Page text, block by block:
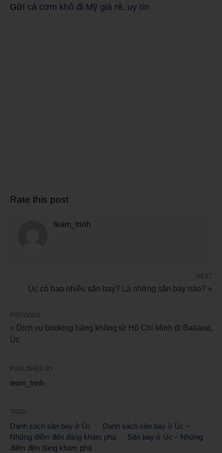
Gửi cá cơm khô đi Mỹ giá rẻ, uy tín
Rate this post
team_trinh
NEXT
Úc có bao nhiêu sân bay? Là những sân bay nào? »
PREVIOUS
« Dịch vụ booking hàng không từ Hồ Chí Minh đi Ballarat,
Úc
PUBLISHED BY
team_trinh
TAGS:
Danh sách sân bay ở Úc
Danh sách sân bay ở Úc –
Những điểm đến đáng khám phá
Sân bay ở Úc – Những
điểm đến đáng khám phá